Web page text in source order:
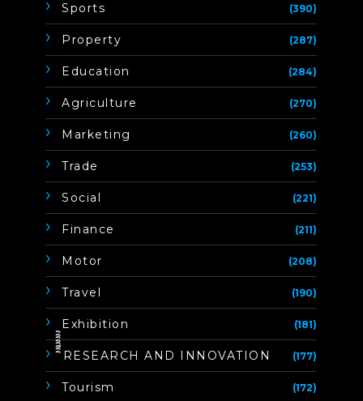
Sports (390)
Property (287)
Education (284)
Agriculture (270)
Marketing (260)
Trade (253)
Social (221)
Finance (211)
Motor (208)
Travel (190)
Exhibition (181)
ิิีิิิิิRESEARCH AND INNOVATION (177)
Tourism (172)